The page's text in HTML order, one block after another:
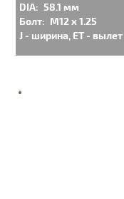
DIA: 58.1 мм
Болт: M12 x 1.25
J - ширина, ET - вылет